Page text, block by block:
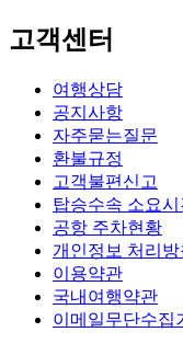
고객센터
여행상담
공지사항
자주묻는질문
환불규정
고객불편신고
탑승수속 소요시
공항 주차현황
개인정보 처리방
이용약관
국내여행약관
이메일무단수집